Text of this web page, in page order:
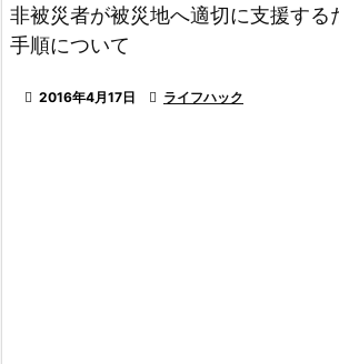
非被災者が被災地へ適切に支援する
手順について
 2016年4月17日  ライフハック